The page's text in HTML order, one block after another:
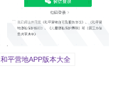
和平营地APP版本大全